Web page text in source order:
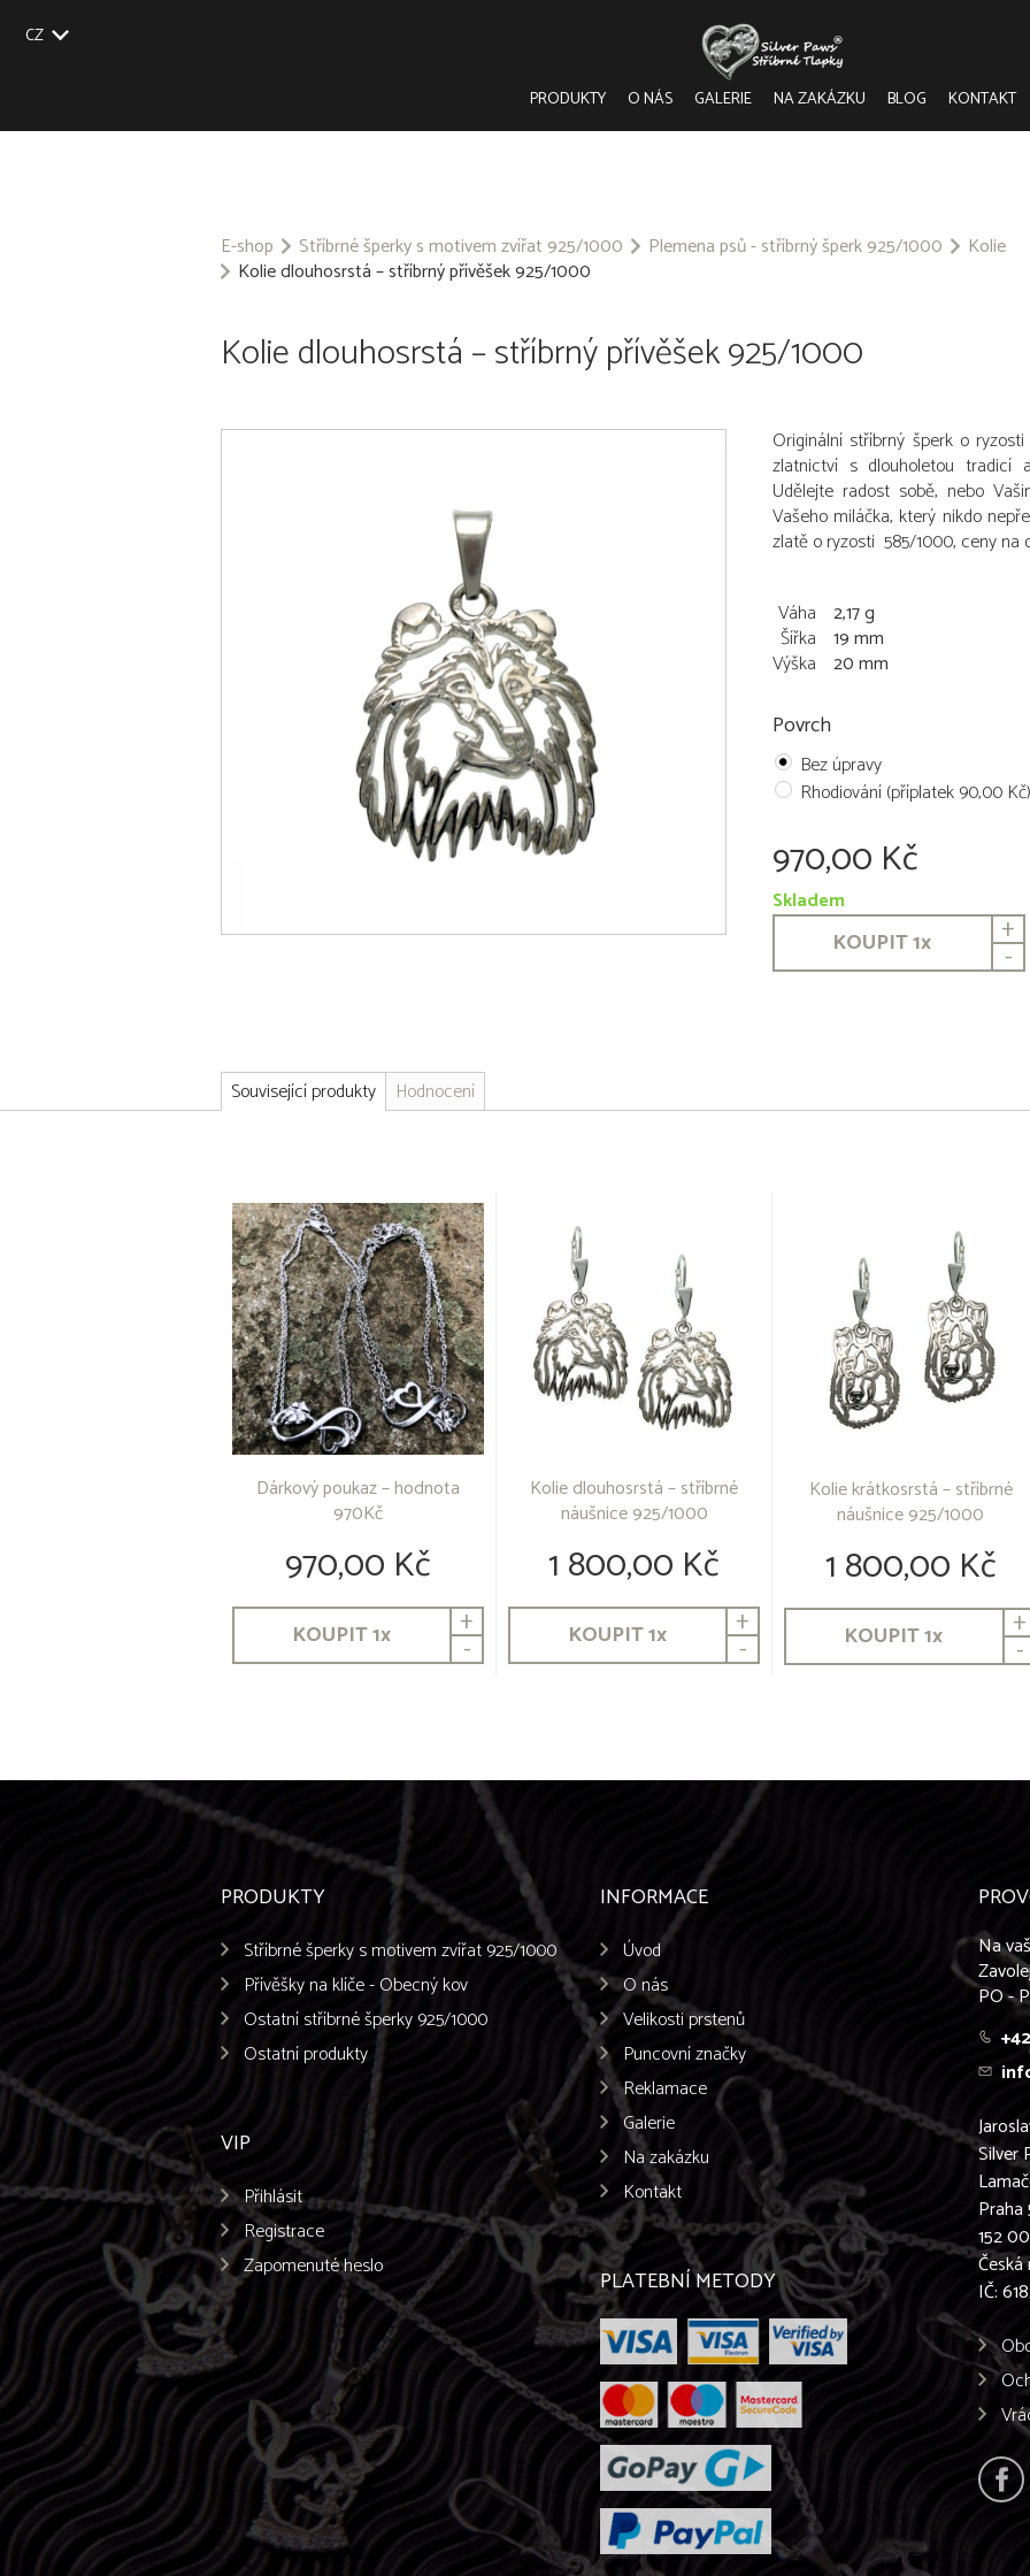
CZ
SK
PRODUKTY O NÁS GALERIE NA ZAKÁZKU BLOG KONTAKT
E-shop Stříbrné šperky s motivem zvířat 925/1000 Plemena psů - stříbrný šperk 925/1000
Kolie
Kolie dlouhosrstá – stříbrný přívěšek 925/1000
Kolie dlouhosrstá – stříbrný přívěšek 925/1000
Originální stříbrný šperk o
zlatnictví s dlouholetou tradicí
Udělejte radost sobě, nebo
Vašeho miláčka, který nikdo
zlatě o ryzosti 585/1000, ceny na
Váha 2,17 g
Šířka 19 mm
Výška 20 mm
Povrch
Bez úpravy
Rhodiování (příplatek 90,00 Kč)
970,00 Kč
Skladem
KOUPIT1x +
-
Související produkty Hodnocení
Dárkový poukaz – hodnota
970Kč
970,00 Kč
KOUPIT1x +
-
Kolie dlouhosrstá – stříbrné
náušnice 925/1000
1 800,00 Kč
KOUPIT1x +
-
Kolie krátkosrstá – stříbrné
náušnice 925/1000
1 800,00 Kč
KOUPIT1x +
-
PRODUKTY
Stříbrné šperky s motivem zvířat 925/1000
Přívěšky na klíče - Obecný kov
Ostatní stříbrné šperky 925/1000
Ostatní produkty
VIP
Přihlásit
Registrace
Zapomenuté heslo
INFORMACE
Úvod
O nás
Velikosti prstenů
Puncovní značky
Reklamace
Galerie
Na zakázku
Kontakt
PLATEBNÍ METODY
Na
PO -
Silver
Praha
152 00
IČ: